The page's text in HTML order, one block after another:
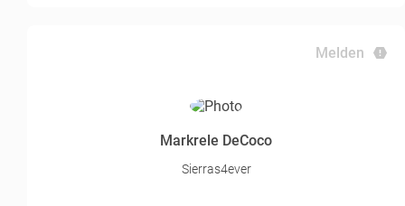
Melden
Markrele DeCoco
Sierras4ever